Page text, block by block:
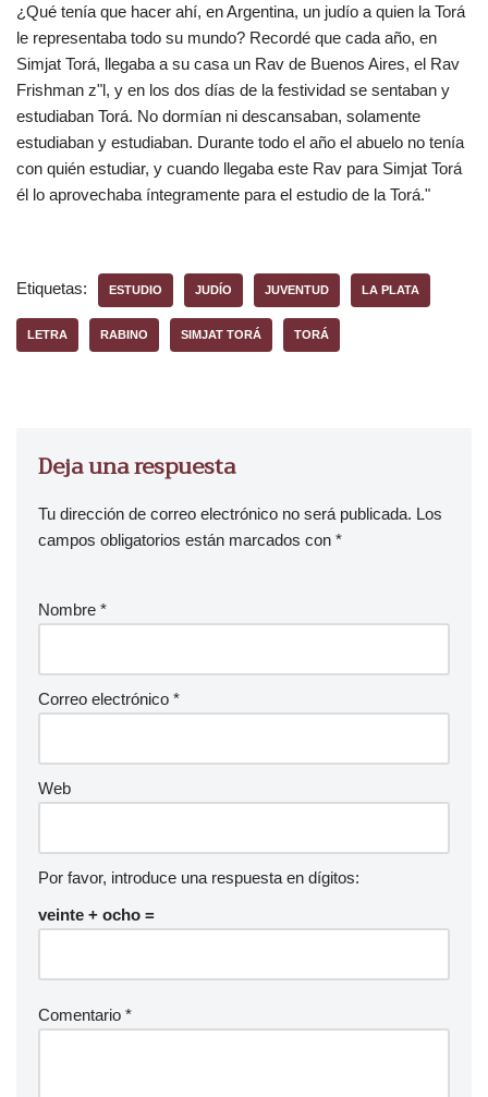
¿Qué tenía que hacer ahí, en Argentina, un judío a quien la Torá
le representaba todo su mundo? Recordé que cada año, en
Simjat Torá, llegaba a su casa un Rav de Buenos Aires, el Rav
Frishman z"l, y en los dos días de la festividad se sentaban y
estudiaban Torá. No dormían ni descansaban, solamente
estudiaban y estudiaban. Durante todo el año el abuelo no tenía
con quién estudiar, y cuando llegaba este Rav para Simjat Torá
él lo aprovechaba íntegramente para el estudio de la Torá."
Etiquetas: ESTUDIO JUDÍO JUVENTUD LA PLATA
LETRA RABINO SIMJAT TORÁ TORÁ
Deja una respuesta
Tu dirección de correo electrónico no será publicada. Los
campos obligatorios están marcados con *
Nombre *
Correo electrónico *
Web
Por favor, introduce una respuesta en dígitos:
veinte + ocho =
Comentario *